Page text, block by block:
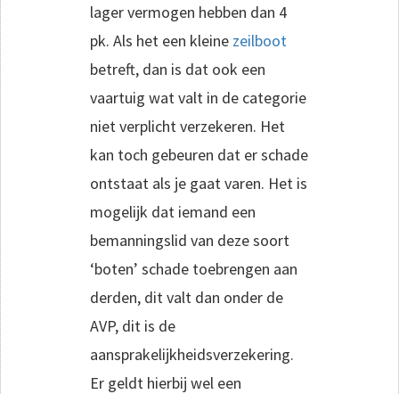
lager vermogen hebben dan 4
pk. Als het een kleine zeilboot
betreft, dan is dat ook een
vaartuig wat valt in de categorie
niet verplicht verzekeren. Het
kan toch gebeuren dat er schade
ontstaat als je gaat varen. Het is
mogelijk dat iemand een
bemanningslid van deze soort
‘boten’ schade toebrengen aan
derden, dit valt dan onder de
AVP, dit is de
aansprakelijkheidsverzekering.
Er geldt hierbij wel een